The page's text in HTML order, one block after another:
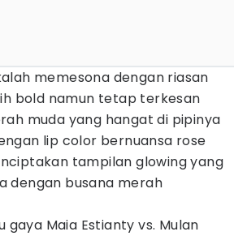
memesona dengan riasan
bold namun tetap terkesan
muda yang hangat di pipinya
lip color bernuansa rose
tampilan glowing yang
dengan busana merah
gaya Maia Estianty vs. Mulan